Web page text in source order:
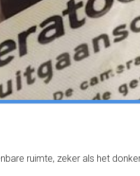
ruimte, zeker als het